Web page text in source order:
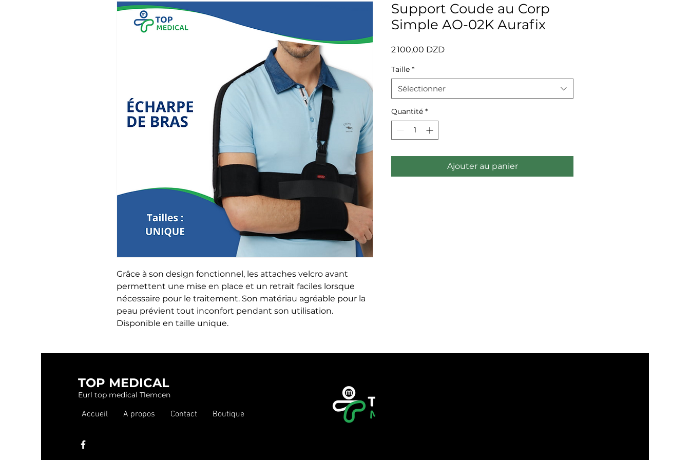
Grâce à son design fonctionnel, les attaches velcro avant
permettent une mise en place et un retrait faciles lorsque
nécessaire pour le traitement. Son matériau agréable pour la
peau prévient tout inconfort pendant son utilisation.
Disponible en taille unique.
Support Coude au Corp
Simple AO-02K Aurafix
2 100,00 DZDPrix
Taille *
Sélectionner
Quantité *
Ajouter au panier
TOP MEDICAL
Eurl top medical Tlemcen
Accueil A propos Contact Boutique